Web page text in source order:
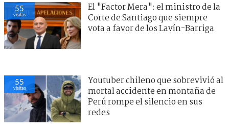
55
visitas
El "Factor Mera": el ministro de la
Corte de Santiago que siempre
vota a favor de los Lavín-Barriga
55
visitas
Youtuber chileno que sobrevivió al
mortal accidente en montaña de
Perú rompe el silencio en sus
redes